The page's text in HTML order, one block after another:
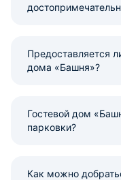
Предоставляется
дома «Башня»?
Гостевой дом
парковки?
Как можно